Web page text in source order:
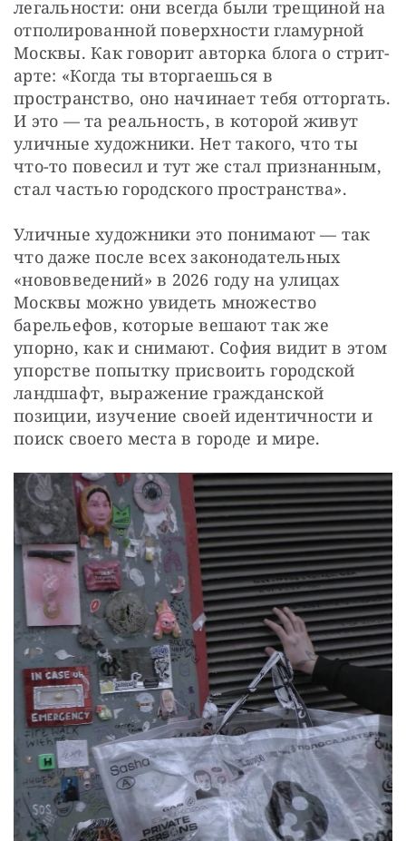
легальности: они всегда были трещиной на
отполированной поверхности гламурной
Москвы. Как говорит авторка блога о стрит-
арте: «Когда ты вторгаешься в
пространство, оно начинает тебя отторгать.
И это — та реальность, в которой живут
уличные художники. Нет такого, что ты
что-то повесил и тут же стал признанным,
стал частью городского пространства».
Уличные художники это понимают — так
что даже после всех законодательных
«нововведений» в 2026 году на улицах
Москвы можно увидеть множество
барельефов, которые вешают так же
упорно, как и снимают. София видит в этом
упорстве попытку присвоить городской
ландшафт, выражение гражданской
позиции, изучение своей идентичности и
поиск своего места в городе и мире.